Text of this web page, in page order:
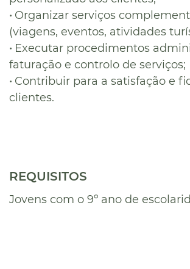
• Organizar serviços
(viagens, eventos, atividades
• Executar procedimentos
faturação e controlo de serviços;
• Contribuir para a satisfação e
clientes.
REQUISITOS
Jovens com o 9º ano de